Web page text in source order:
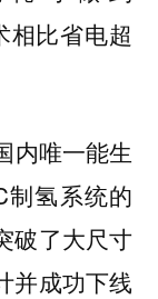
相比省电超
内唯一能生
制氢系统的
破了大尺寸
并成功下线